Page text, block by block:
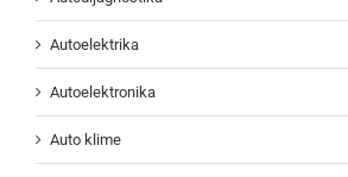
Autoelektrika
Autoelektronika
Auto klime